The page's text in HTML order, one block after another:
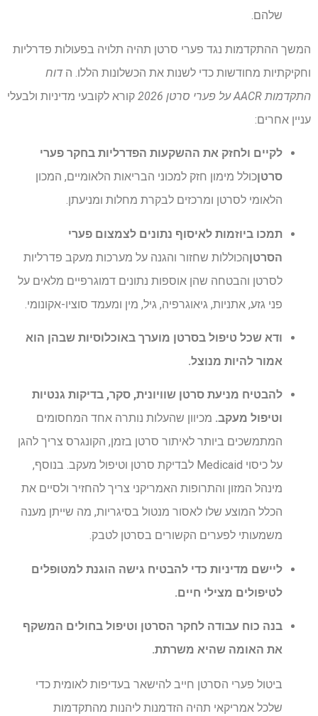
שלהם.
המשך ההתקדמות נגד פערי סרטן תהיה תלויה בפעולות פדרליות
וחקיקתיות מחודשות כדי לשנות את הכשלונות הללו. הדוח
התקדמות AACR על פערי סרטן 2026
קורא לקובעי מדיניות ולבעלי
עניין אחרים:
לקיים ולחזק את ההשקעות הפדרליות בחקר פערי
סרטןכולל מימון חזק למכוני הבריאות הלאומיים, המכון
הלאומי לסרטן ומרכזים לבקרת מחלות ומניעתן.
תמכו ביוזמות לאיסוף נתונים לצמצום פערי
הסרטןהכוללות שחזור והגנה על מערכות מעקב פדרליות
לסרטן והבטחה שהן אוספות נתונים דמוגרפיים מלאים על
פני גזע, אתניות, גיאוגרפיה, גיל, מין ומעמד סוציו-אקונומי.
ודא שכל טיפול בסרטן מוערך באוכלוסיות שבהן הוא
אמור להיות מנוצל.
להבטיח מניעת סרטן שוויונית, סקר, בדיקות גנטיות
וטיפול מעקב. מכיוון שהעלות נותרה אחד המחסומים
המתמשכים ביותר לאיתור סרטן בזמן, הקונגרס צריך להגן
על כיסוי Medicaid לבדיקת סרטן וטיפול מעקב. בנוסף,
מינהל המזון והתרופות האמריקני צריך להחזיר ולסיים את
הכלל המוצע שלו לאסור מנטול בסיגריות, מה שייתן מענה
משמעותי לפערים הקשורים בסרטן לטבק.
ליישם מדיניות כדי להבטיח גישה הוגנת למטופלים
לטיפולים מצילי חיים.
בנה כוח עבודה לחקר הסרטן וטיפול בחולים המשקף
את האומה שהיא משרתת.
ביטול פערי הסרטן חייב להישאר בעדיפות לאומית כדי
שלכל אמריקאי תהיה הזדמנות ליהנות מהתקדמות